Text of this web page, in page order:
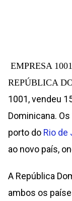
EMPRESA
REPÚBLICA
1001, vendeu
Dominicana.
porto do Rio de
ao novo país,
A República
ambos os